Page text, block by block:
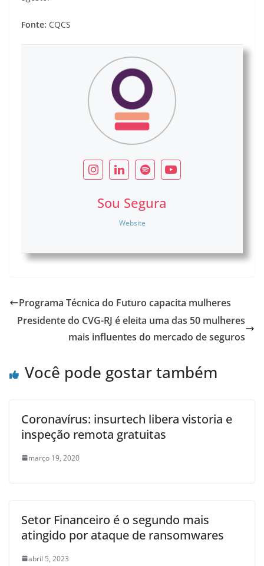
Fonte: CQCS
Sou Segura
Website
Programa Técnica do Futuro capacita mulheres
Presidente do CVG-RJ é eleita uma das 50 mulheres
mais influentes do mercado de seguros
Você pode gostar também
Coronavírus: insurtech libera vistoria e
inspeção remota gratuitas
março 19, 2020
Setor Financeiro é o segundo mais
atingido por ataque de ransomwares
abril 5, 2023